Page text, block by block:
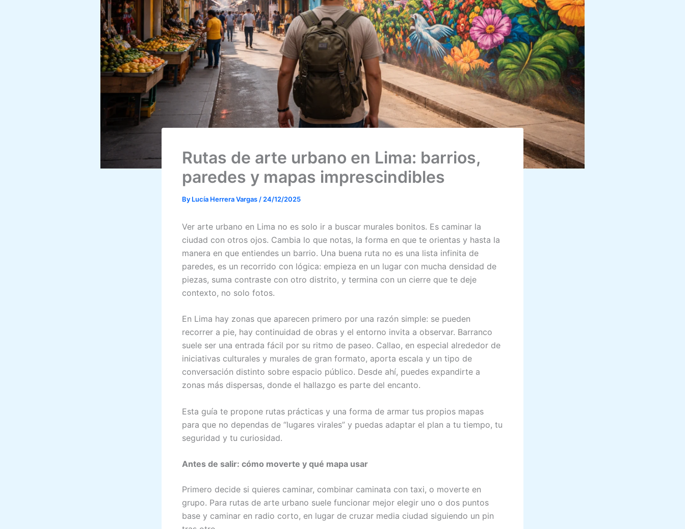
Rutas de arte urbano en Lima: barrios,
paredes y mapas imprescindibles
By Lucía Herrera Vargas / 24/12/2025
Ver arte urbano en Lima no es solo ir a buscar murales bonitos. Es caminar la
ciudad con otros ojos. Cambia lo que notas, la forma en que te orientas y hasta la
manera en que entiendes un barrio. Una buena ruta no es una lista infinita de
paredes, es un recorrido con lógica: empieza en un lugar con mucha densidad de
piezas, suma contraste con otro distrito, y termina con un cierre que te deje
contexto, no solo fotos.
En Lima hay zonas que aparecen primero por una razón simple: se pueden
recorrer a pie, hay continuidad de obras y el entorno invita a observar. Barranco
suele ser una entrada fácil por su ritmo de paseo. Callao, en especial alrededor de
iniciativas culturales y murales de gran formato, aporta escala y un tipo de
conversación distinto sobre espacio público. Desde ahí, puedes expandirte a
zonas más dispersas, donde el hallazgo es parte del encanto.
Esta guía te propone rutas prácticas y una forma de armar tus propios mapas
para que no dependas de “lugares virales” y puedas adaptar el plan a tu tiempo, tu
seguridad y tu curiosidad.
Antes de salir: cómo moverte y qué mapa usar
Primero decide si quieres caminar, combinar caminata con taxi, o moverte en
grupo. Para rutas de arte urbano suele funcionar mejor elegir uno o dos puntos
base y caminar en radio corto, en lugar de cruzar media ciudad siguiendo un pin